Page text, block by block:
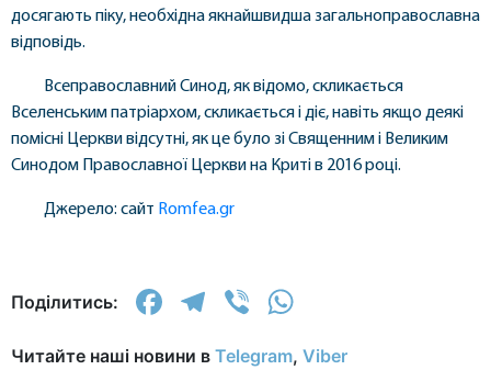
досягають піку, необхідна якнайшвидша загальноправославна
відповідь.
Всеправославний Синод, як відомо, скликається
Вселенським патріархом, скликається і діє, навіть якщо деякі
помісні Церкви відсутні, як це було зі Священним і Великим
Синодом Православної Церкви на Криті в 2016 році.
Джерело: сайт Romfea.gr
Поділитись: Facebook
Telegram
Viber
Читайте наші новини в Telegram, Viber